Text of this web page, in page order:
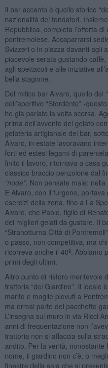
Il bar accanto è quello storico
nazionalità dei fondatori.
Repubblica, completa l’offerta
pontremolese. Accaparrarsi
Svizzeri o in piazza davanti agli
piacevole serata gustando
agli spettacoli e alle iniziative
bella stagione.
Del mitico bar Alvaro, quello del
dell’aperitivo “Stordénte” -
ho già parlato la volta scorsa.
prima dell’avvento del gelato
gelateria artigianale del bar,
Alvaro, in estate lavoravano
forti ed estesi legami di
finito il lavoro, ritornava a casa
classico braccio penzolone dal
“nude”. Non pensate male: nella
E Alvaro, con il furgone,
esercizi della zona, fino a La
Alvaro, che Paolo, figlio di
dei migliori gelati da gustare. Il
“Stranotturna Città di
o passo, non competitiva, ma
ricorreva anche il 40º. Abbiamo
primi degli ultimi.
Altro punto di ristoro meritevole
trattoria “del Giardino”. Il locale
marito e moglie piovuti a
ma ormai parte del pacchetto
L’insegna sul muro in via Ricci
anni di frequentazione non
trattoria non si affaccia sulla
andito. Per la verità, nonostante
nome, il giardino non c’è, o
finestre della sala che si